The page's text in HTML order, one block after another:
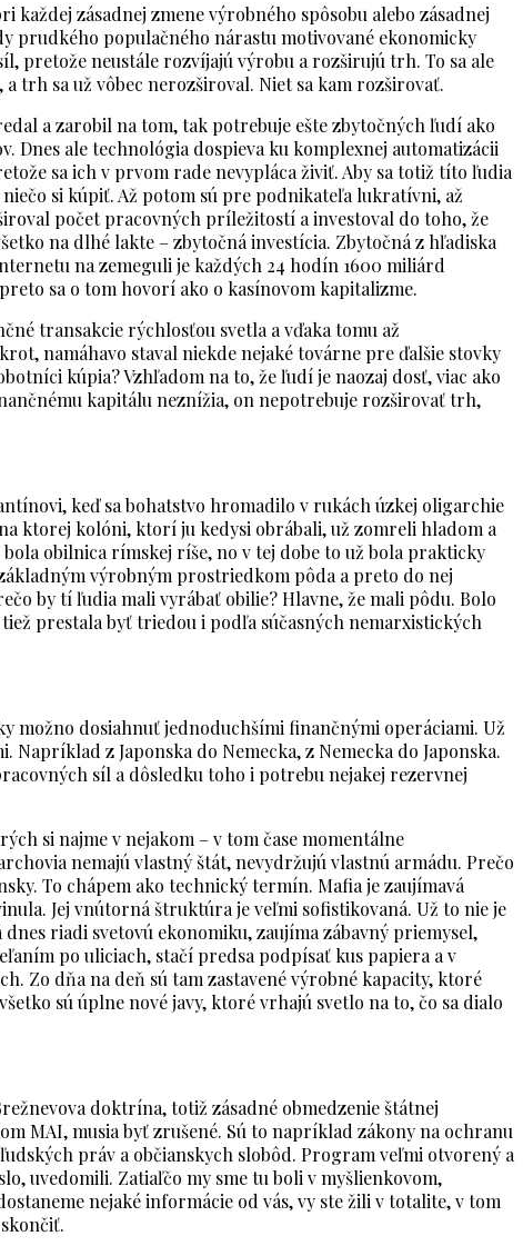
zásadnej zmene výrobného spôsobu alebo zásadnej
prudkého populačného nárastu motivované ekonomicky
pretože neustále rozvíjajú výrobu a rozširujú trh. To sa ale
trh sa už vôbec nerozširoval. Niet sa kam rozširovať.
a zarobil na tom, tak potrebuje ešte zbytočných ľudí ako
ale technológia dospieva ku komplexnej automatizácii
sa ich v prvom rade nevypláca živiť. Aby sa totiž títo ľudia
si kúpiť. Až potom sú pre podnikateľa lukratívni, až
počet pracovných príležitostí a investoval do toho, že
na dlhé lakte – zbytočná investícia. Zbytočná z hľadiska
na zemeguli je každých 24 hodín 1600 miliárd
sa o tom hovorí ako o kasínovom kapitalizme.
transakcie rýchlosťou svetla a vďaka tomu až
namáhavo staval niekde nejaké továrne pre ďalšie stovky
kúpia? Vzhľadom na to, že ľudí je naozaj dosť, viac ako
kapitálu neznížia, on nepotrebuje rozširovať trh,
keď sa bohatstvo hromadilo v rukách úzkej oligarchie
ktorej kolóni, ktorí ju kedysi obrábali, už zomreli hladom a
obilnica rímskej ríše, no v tej dobe to už bola prakticky
výrobným prostriedkom pôda a preto do nej
by tí ľudia mali vyrábať obilie? Hlavne, že mali pôdu. Bolo
prestala byť triedou i podľa súčasných nemarxistických
možno dosiahnuť jednoduchšími finančnými operáciami. Už
z Japonska do Nemecka, z Nemecka do Japonska.
síl a dôsledku toho i potrebu nejakej rezervnej
si najme v nejakom – v tom čase momentálne
nemajú vlastný štát, nevydržujú vlastnú armádu. Prečo
To chápem ako technický termín. Mafia je zaujímavá
Jej vnútorná štruktúra je veľmi sofistikovaná. Už to nie je
riadi svetovú ekonomiku, zaujíma zábavný priemysel,
po uliciach, stačí predsa podpísať kus papiera a v
Zo dňa na deň sú tam zastavené výrobné kapacity, ktoré
sú úplne nové javy, ktoré vrhajú svetlo na to, čo sa dialo
doktrína, totiž zásadné obmedzenie štátnej
MAI, musia byť zrušené. Sú to napríklad zákony na ochranu
práv a občianskych slobôd. Program veľmi otvorený a
uvedomili. Zatiaľčo my sme tu boli v myšlienkovom,
nejaké informácie od vás, vy ste žili v totalite, v tom